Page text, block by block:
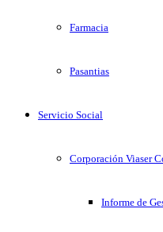
Farmacia
Pasantias
Servicio Social
Corporación Viaser
Informe de